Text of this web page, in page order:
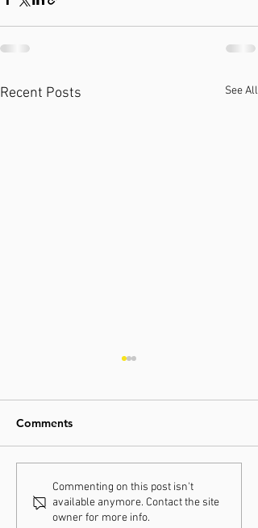
Recent Posts See All
31-01-2026 / WK Hulst
Comments
Commenting on this post isn't
available anymore. Contact the site
owner for more info.